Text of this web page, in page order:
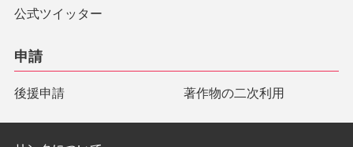
公式ツイッター
申請
後援申請 著作物の二次利用